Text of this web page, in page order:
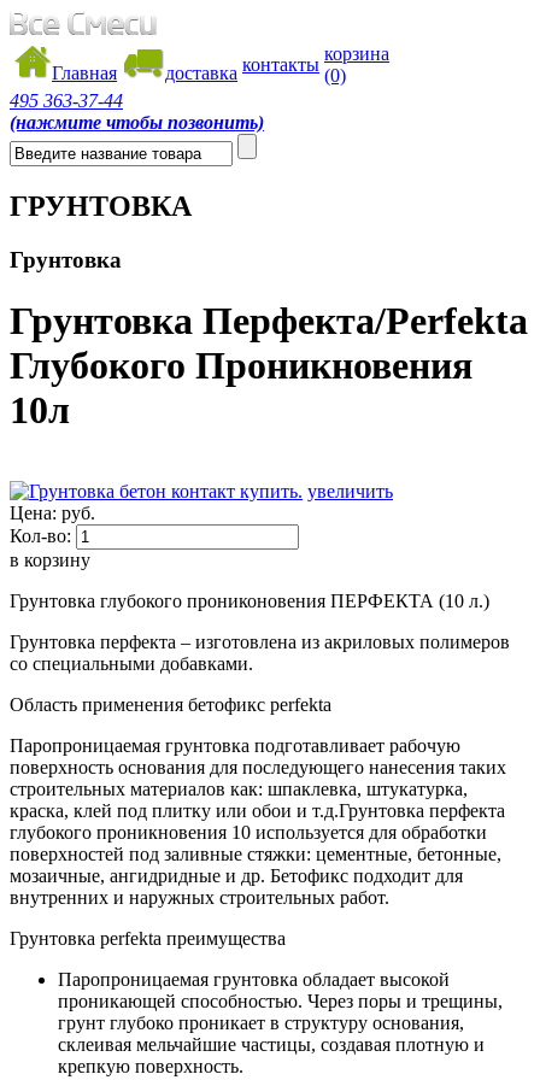
Главная доставка контакты
корзина
(0)
495 363-37-44
(нажмите чтобы позвонить)
ГРУНТОВКА
Грунтовка
Грунтовка Перфекта/Perfekta
Глубокого Проникновения
10л
увеличить
Цена: руб.
Кол-во:
в корзину
Грунтовка глубокого прониконовения ПЕРФЕКТА (10 л.)
Грунтовка перфекта – изготовлена из акриловых полимеров
со специальными добавками.
Область применения бетофикс perfekta
Паропроницаемая грунтовка подготавливает рабочую
поверхность основания для последующего нанесения таких
строительных материалов как: шпаклевка, штукатурка,
краска, клей под плитку или обои и т.д.Грунтовка перфекта
глубокого проникновения 10 используется для обработки
поверхностей под заливные стяжки: цементные, бетонные,
мозаичные, ангидридные и др. Бетофикс подходит для
внутренних и наружных строительных работ.
Грунтовка perfekta преимущества
Паропроницаемая грунтовка обладает высокой
проникающей способностью. Через поры и трещины,
грунт глубоко проникает в структуру основания,
склеивая мельчайшие частицы, создавая плотную и
крепкую поверхность.